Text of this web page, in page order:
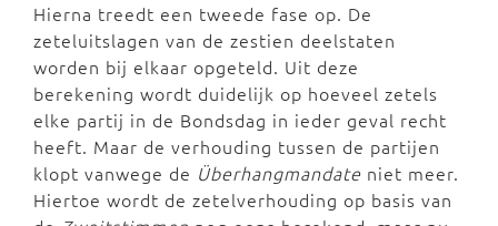
Hierna treedt een tweede fase op. De
zeteluitslagen van de zestien deelstaten
worden bij elkaar opgeteld. Uit deze
berekening wordt duidelijk op hoeveel zetels
elke partij in de Bondsdag in ieder geval recht
heeft. Maar de verhouding tussen de partijen
klopt vanwege de Überhangmandate niet meer.
Hiertoe wordt de zetelverhouding op basis van